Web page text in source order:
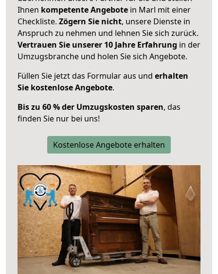
Ihnen kompetente Angebote in Marl mit einer
Checkliste. Zögern Sie nicht, unsere Dienste in
Anspruch zu nehmen und lehnen Sie sich zurück.
Vertrauen Sie unserer 10 Jahre Erfahrung in der
Umzugsbranche und holen Sie sich Angebote.
Füllen Sie jetzt das Formular aus und erhalten
Sie kostenlose Angebote.
Bis zu 60 % der Umzugskosten sparen, das
finden Sie nur bei uns!
Kostenlose Angebote erhalten